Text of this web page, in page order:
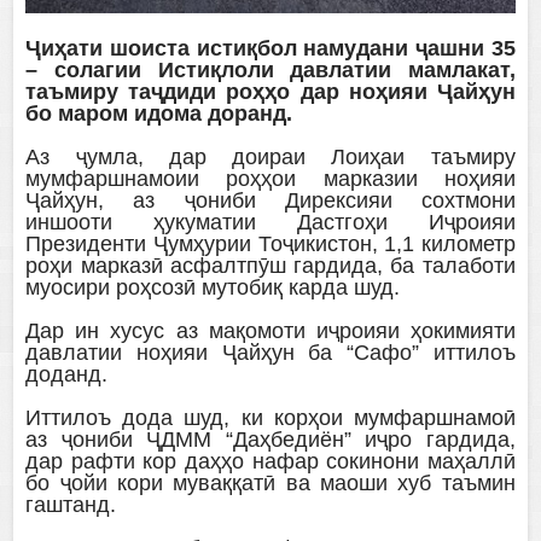
Ҷиҳати шоиста истиқбол намудани ҷашни 35
– солагии Истиқлоли давлатии мамлакат,
таъмиру таҷдиди роҳҳо дар ноҳияи Ҷайҳун
бо маром идома доранд.
Аз ҷумла, дар доираи Лоиҳаи таъмиру
мумфаршнамоии роҳҳои марказии ноҳияи
Ҷайҳун, аз ҷониби Дирексияи сохтмони
иншооти ҳукуматии Дастгоҳи Иҷроияи
Президенти Ҷумҳурии Тоҷикистон, 1,1 километр
роҳи марказӣ асфалтпӯш гардида, ба талаботи
муосири роҳсозӣ мутобиқ карда шуд.
Дар ин хусус аз мақомоти иҷроияи ҳокимияти
давлатии ноҳияи Ҷайҳун ба “Сафо” иттилоъ
доданд.
Иттилоъ дода шуд, ки корҳои мумфаршнамоӣ
аз ҷониби ҶДММ “Даҳбедиён” иҷро гардида,
дар рафти кор даҳҳо нафар сокинони маҳаллӣ
бо ҷойи кори муваққатӣ ва маоши хуб таъмин
гаштанд.